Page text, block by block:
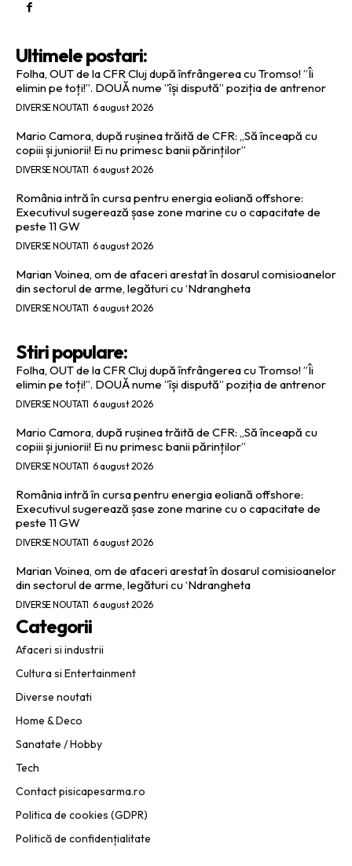
Ultimele postari:
Folha, OUT de la CFR Cluj după înfrângerea cu Tromso! ”Îi
elimin pe toți!”. DOUĂ nume ”își dispută” poziția de antrenor
DIVERSE NOUTATI 6 august 2026
Mario Camora, după rușinea trăită de CFR: „Să înceapă cu
copiii și juniorii! Ei nu primesc banii părinților”
DIVERSE NOUTATI 6 august 2026
România intră în cursa pentru energia eoliană offshore:
Executivul sugerează șase zone marine cu o capacitate de
peste 11 GW
DIVERSE NOUTATI 6 august 2026
Marian Voinea, om de afaceri arestat în dosarul comisioanelor
din sectorul de arme, legături cu ‘Ndrangheta
DIVERSE NOUTATI 6 august 2026
Stiri populare:
Folha, OUT de la CFR Cluj după înfrângerea cu Tromso! ”Îi
elimin pe toți!”. DOUĂ nume ”își dispută” poziția de antrenor
DIVERSE NOUTATI 6 august 2026
Mario Camora, după rușinea trăită de CFR: „Să înceapă cu
copiii și juniorii! Ei nu primesc banii părinților”
DIVERSE NOUTATI 6 august 2026
România intră în cursa pentru energia eoliană offshore:
Executivul sugerează șase zone marine cu o capacitate de
peste 11 GW
DIVERSE NOUTATI 6 august 2026
Marian Voinea, om de afaceri arestat în dosarul comisioanelor
din sectorul de arme, legături cu ‘Ndrangheta
DIVERSE NOUTATI 6 august 2026
Categorii
Afaceri si industrii
Cultura si Entertainment
Diverse noutati
Home & Deco
Sanatate / Hobby
Tech
Contact pisicapesarma.ro
Politica de cookies (GDPR)
Politică de confidențialitate